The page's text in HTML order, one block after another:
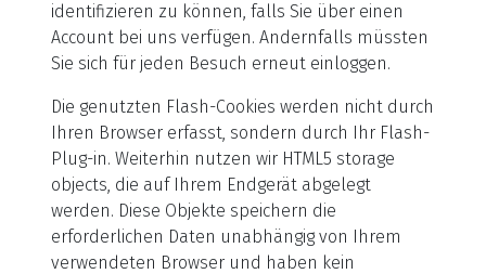
identifizieren zu können, falls Sie über einen
Account bei uns verfügen. Andernfalls müssten
Sie sich für jeden Besuch erneut einloggen.
Die genutzten Flash-Cookies werden nicht durch
Ihren Browser erfasst, sondern durch Ihr Flash-
Plug-in. Weiterhin nutzen wir HTML5 storage
objects, die auf Ihrem Endgerät abgelegt
werden. Diese Objekte speichern die
erforderlichen Daten unabhängig von Ihrem
verwendeten Browser und haben kein